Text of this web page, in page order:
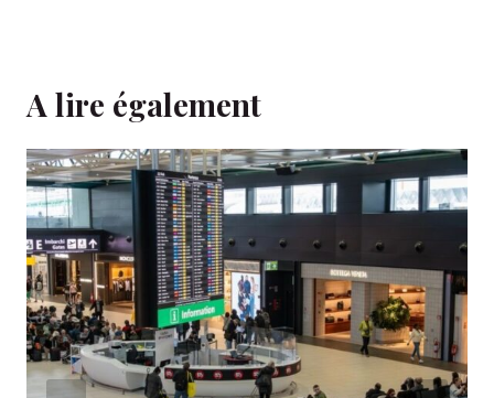
A lire également